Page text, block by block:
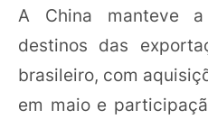
A China manteve
destinos das
brasileiro, com
em maio e